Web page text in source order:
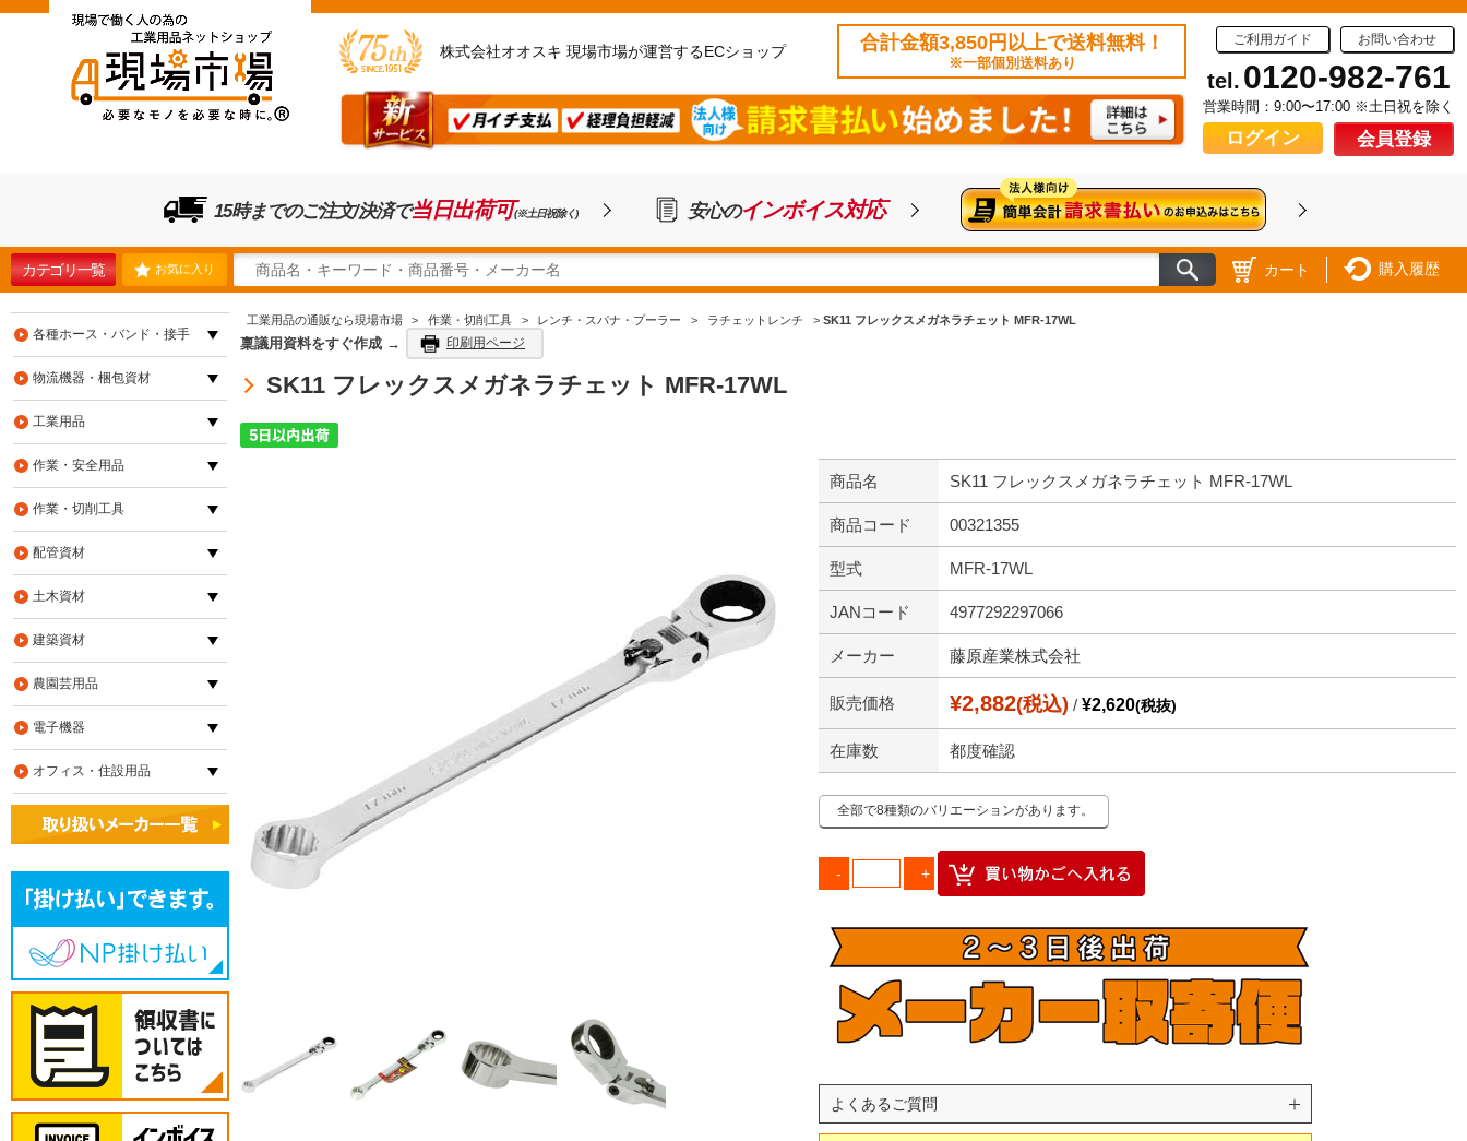
株式会社オオスキ 現場市場が運営するECショップ 合計金額3,850円以上で送料無料！
※一部個別送料あり
ご利用ガイド お問い合わせ
tel. 0120-982-761
営業時間：9:00〜17:00 ※土日祝を除く
ログイン 会員登録
15時までのご注文/決済で当日出荷可(※土日祝除く) 安心のインボイス対応
カテゴリ一覧 お気に入り カート 購入履歴
工業用品の通販なら現場市場 > 作業・切削工具 > レンチ・スパナ・プーラー > ラチェットレンチ > SK11 フレックスメガネラチェット MFR-17WL
稟議用資料をすぐ作成 → 印刷用ページ
SK11 フレックスメガネラチェット MFR-17WL
商品名 SK11 フレックスメガネラチェット MFR-17WL
商品コード 00321355
型式 MFR-17WL
JANコード 4977292297066
メーカー 藤原産業株式会社
販売価格 ¥2,882(税込) / ¥2,620(税抜)
在庫数 都度確認
全部で8種類のバリエーションがあります。
よくあるご質問
各種ホース・バンド・接手
物流機器・梱包資材
工業用品
作業・安全用品
作業・切削工具
配管資材
土木資材
建築資材
農園芸用品
電子機器
オフィス・住設用品